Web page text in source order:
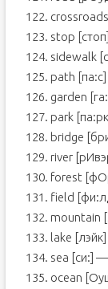
122.
123. stop
124. sidewalk
125. path
126. garden
127. park
128. bridge
129. river
130. forest
131. field
132. mountain
133. lake
134. sea [си:]
135. ocean